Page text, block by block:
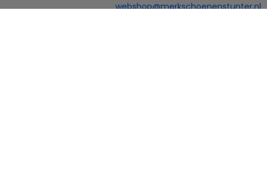
webshop@merkschoenenstunter.nl